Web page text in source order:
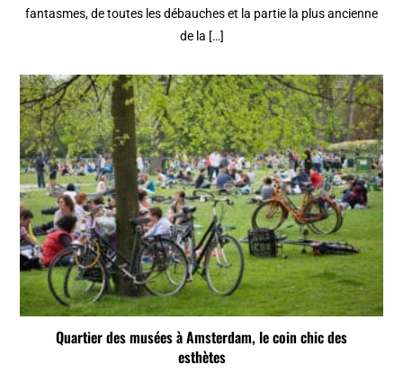
fantasmes, de toutes les débauches et la partie la plus ancienne
de la […]
Quartier des musées à Amsterdam, le coin chic des
esthètes